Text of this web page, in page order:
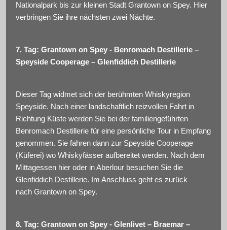
Nationalpark bis zur kleinen Stadt Grantown on Spey. Hier
verbringen Sie ihre nächsten zwei Nächte.
7. Tag: Grantown on Spey - Benromach Destillerie –
Speyside Cooperage – Glenfiddich Destillerie
Dieser Tag widmet sich der berühmten Whiskyregion
Speyside. Nach einer landschaftlich reizvollen Fahrt in
Richtung Küste werden Sie bei der familiengeführten
Benromach Destillerie für eine persönliche Tour in Empfang
genommen. Sie fahren dann zur Speyside Cooperage
(Küferei) wo Whiskyfässer aufbereitet werden. Nach dem
Mittagessen hier oder in Aberlour besuchen Sie die
Glenfiddich Destillerie. Im Anschluss geht es zurück
nach Grantown on Spey.
8. Tag: Grantown on Spey - Glenlivet – Braemar –